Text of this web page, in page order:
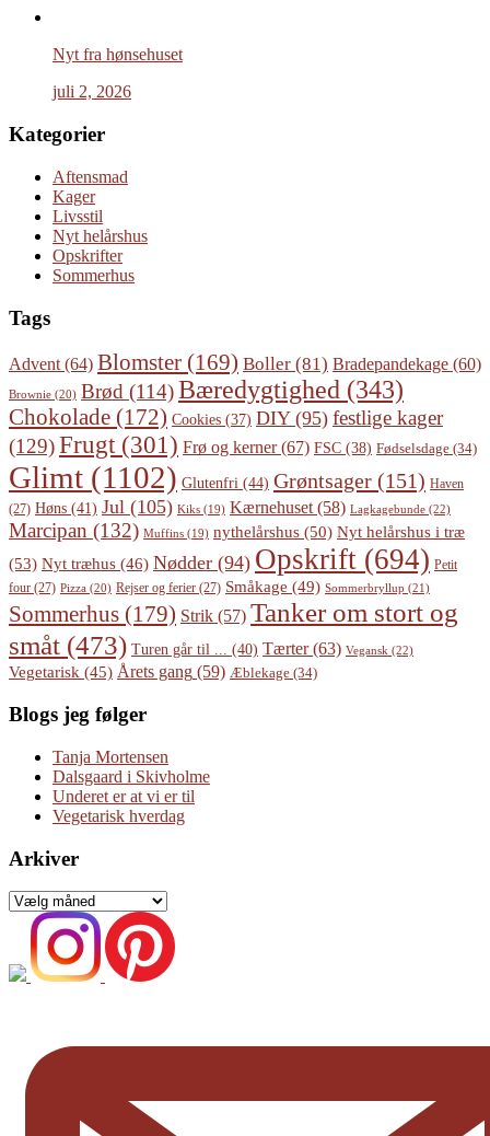
Nyt fra hønsehuset
juli 2, 2026
Kategorier
Aftensmad
Kager
Livsstil
Nyt helårshus
Opskrifter
Sommerhus
Tags
Advent (64) Blomster (169) Boller (81) Bradepandekage (60)
Brownie (20) Brød (114)Bæredygtighed (343)
Chokolade (172) Cookies (37) DIY(95) festlige kager
(129)Frugt(301) Frø og kerner(67) FSC (38) Fødselsdage (34)
Glimt (1102) Glutenfri (44) Grøntsager (151) Haven
(27) Høns (41) Jul (105) Kiks (19) Kærnehuset (58) Lagkagebunde (22)
Marcipan (132) Muffins (19) nythelårshus (50) Nyt helårshus i træ
(53) Nyt træhus (46) Nødder (94) Opskrift (694) Petit
four (27) Pizza (20) Rejser og ferier (27) Småkage (49) Sommerbryllup (21)
Sommerhus (179) Strik (57) Tanker om stort og
småt (473) Turen går til ... (40) Tærter(63) Vegansk (22)
Vegetarisk (45) Årets gang (59) Æblekage (34)
Blogs jeg følger
Tanja Mortensen
Dalsgaard i Skivholme
Underet er at vi er til
Vegetarisk hverdag
Arkiver
Arkiver